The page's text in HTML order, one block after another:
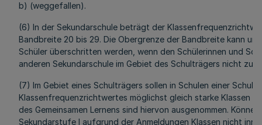
b) (weggefallen).
(6) In der Sekundarschule beträgt der
Bandbreite 20 bis 29. Die Obergrenze der Bandbreite kann um
Schüler überschritten werden, wenn den Schülerinnen und
anderen Sekundarschule im Gebiet des Schulträgers nicht
(7) Im Gebiet eines Schulträgers sollen in Schulen einer
Klassenfrequenzrichtwertes möglichst gleich starke Klassen
des Gemeinsamen Lernens sind hiervon ausgenommen.
Sekundarstufe I aufgrund der Anmeldungen Klassen nicht